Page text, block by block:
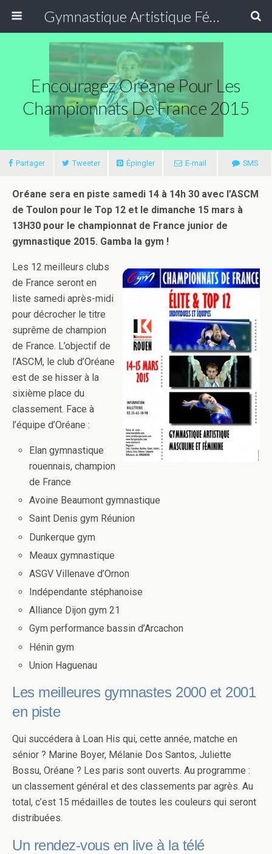
Gymnastique Artistique Féminine
Encouragez Oréane Pour Les
Championnats De France 2015
Partager Tweeter Épingler E-mail SMS
Oréane sera en piste samedi 14 à 14h 30 avec l’ASCM
de Toulon pour le Top 12 et le dimanche 15 mars à
13H30 pour le championnat de France junior de
gymnastique 2015. Gamba la gym !
Les 12 meilleurs clubs
de France seront en
liste samedi après-midi
pour décrocher le titre
suprême de champion
de France. L’objectif de
l’ASCM, le club d’Oréane
est de se hisser à la
sixième place du
classement. Face à
l’équipe d’Oréane :
Elan gymnastique
rouennais, champion
de France
Avoine Beaumont gymnastique
Saint Denis gym Réunion
Dunkerque gym
Meaux gymnastique
ASGV Villenave d’Ornon
Indépendante stéphanoise
Alliance Dijon gym 21
Gym performance bassin d’Arcachon
Hénin gym
Union Haguenau
Les meilleures gymnastes 2000 et 2001
en piste
Qui succédera à Loan His qui, cette année, matche en
sénior ? Marine Boyer, Mélanie Dos Santos, Juliette
Bossu, Oréane ? Les paris sont ouverts. Au programme :
un classement général et des classements par agrès. Au
total, c’est 15 médailles de toutes les couleurs qui seront
distribuées.
Un rendez-vous en live à la télé